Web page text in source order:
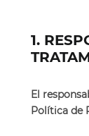
1.
El
Política de